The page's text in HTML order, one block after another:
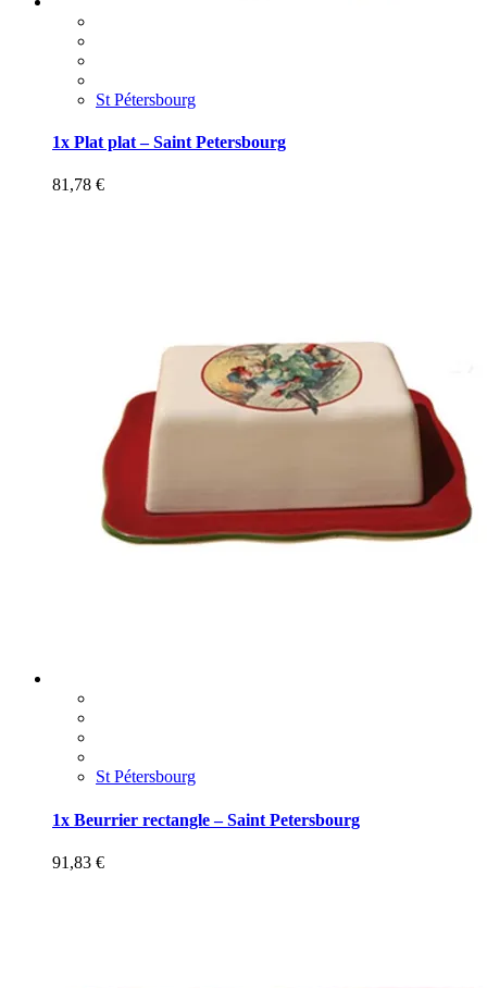
St Pétersbourg
1x Plat plat – Saint Petersbourg
81,78 €
St Pétersbourg
1x Beurrier rectangle – Saint Petersbourg
91,83 €